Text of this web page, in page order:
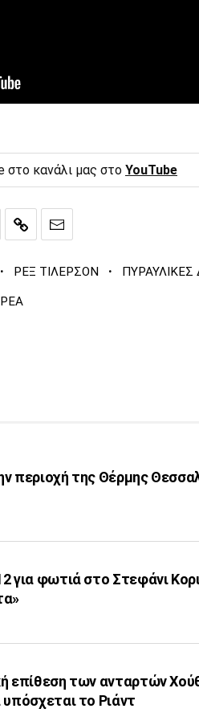
στο κανάλι μας στο YouTube
· ΡΕΞ ΤΙΛΕΡΣΟΝ ·
περιοχή της Θέρμης
για φωτιά στο Στεφάνι
επίθεση των ανταρτών
υπόσχεται το Ριάντ